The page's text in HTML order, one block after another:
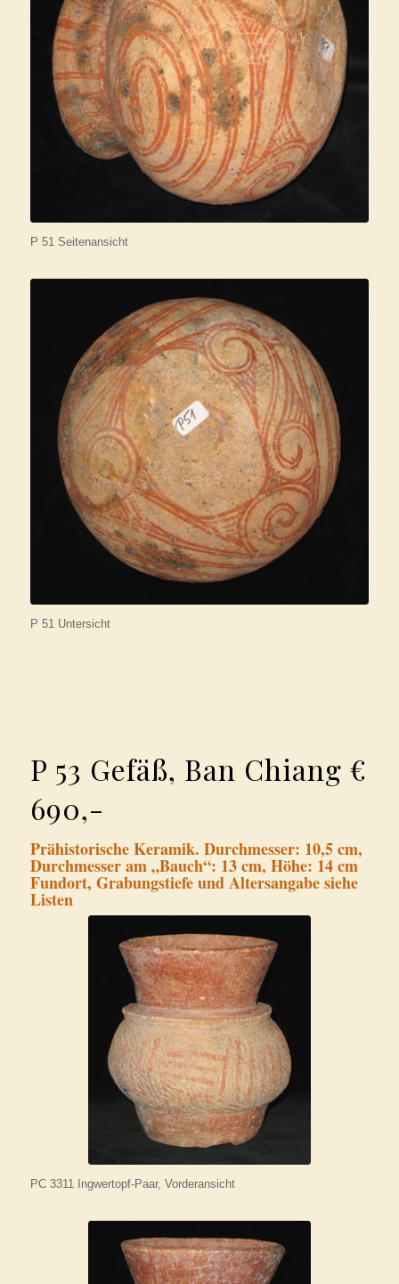
P 51 Seitenansicht
P 51 Untersicht
P 53 Gefäß, Ban Chiang €
690,-
Prähistorische Keramik. Durchmesser: 10,5 cm,
Durchmesser am „Bauch“: 13 cm, Höhe: 14 cm
Fundort, Grabungstiefe und Altersangabe siehe
Listen
PC 3311 Ingwertopf-Paar, Vorderansicht